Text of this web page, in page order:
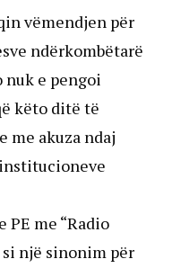
vëmendjen për
ndërkombëtarë
nuk e pengoi
këto ditë të
me akuza ndaj
me “Radio
një sinonim për